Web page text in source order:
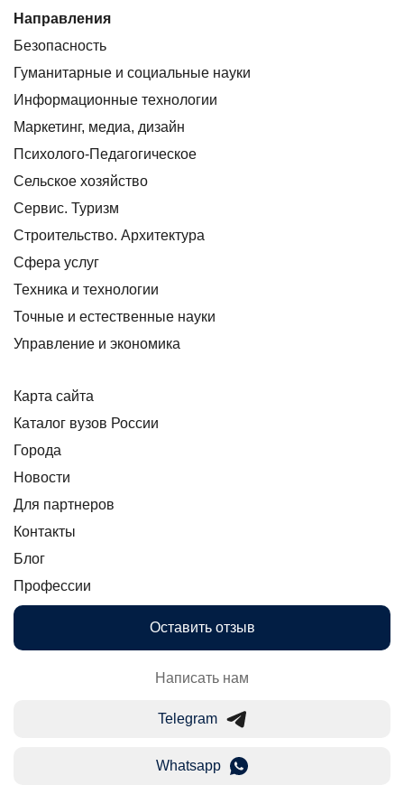
Направления
Безопасность
Гуманитарные и социальные науки
Информационные технологии
Маркетинг, медиа, дизайн
Психолого-Педагогическое
Сельское хозяйство
Сервис. Туризм
Строительство. Архитектура
Сфера услуг
Техника и технологии
Точные и естественные науки
Управление и экономика
Карта сайта
Каталог вузов России
Города
Новости
Для партнеров
Контакты
Блог
Профессии
Оставить отзыв
Написать нам
Telegram
Whatsapp